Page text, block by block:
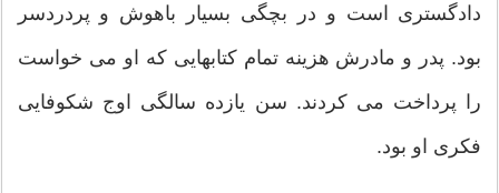
دادگستری است و در بچگی بسیار باهوش و پردردسر
بود. پدر و مادرش هزینه تمام کتابهایی که او می خواست
را پرداخت می کردند. سن یازده سالگی اوج شکوفایی
فکری او بود.